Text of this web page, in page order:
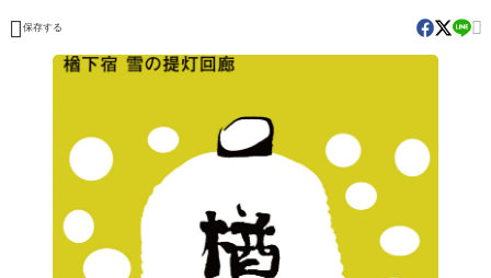
 保存する 